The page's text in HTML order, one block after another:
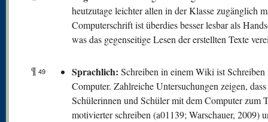
heutzutage leichter allen in der Klasse zugänglich
Computerschrift ist überdies besser lesbar als
was das gegenseitige Lesen der erstellten Texte
¶ 49 Sprachlich: Schreiben in einem Wiki ist Schreiben
Computer. Zahlreiche Untersuchungen zeigen, dass
Schülerinnen und Schüler mit dem Computer zum
motivierter schreiben (a01139; Warschauer, 2009)